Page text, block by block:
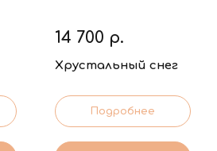
14 700 р.
Хрустальный снег
Подробнее